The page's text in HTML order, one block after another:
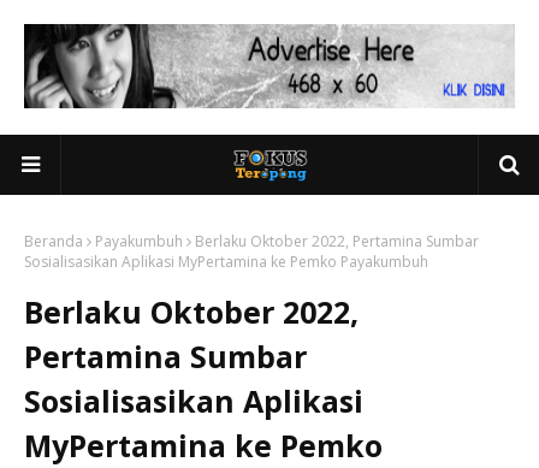
Beranda Payakumbuh
Berlaku Oktober 2022, Pertamina Sumbar
Sosialisasikan Aplikasi MyPertamina ke Pemko Payakumbuh
Berlaku Oktober 2022,
Pertamina Sumbar
Sosialisasikan Aplikasi
MyPertamina ke Pemko